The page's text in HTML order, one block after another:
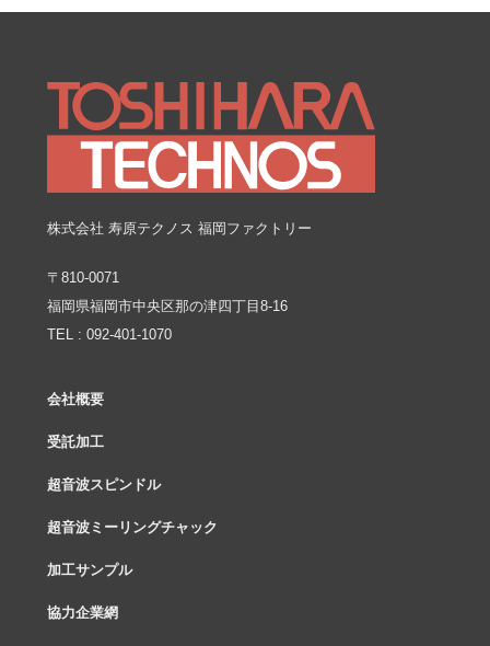
株式会社 寿原テクノス 福岡ファクトリー
〒810-0071
福岡県福岡市中央区那の津四丁目8-16
TEL : 092-401-1070
会社概要
受託加工
超音波スピンドル
超音波ミーリングチャック
加工サンプル
協力企業網